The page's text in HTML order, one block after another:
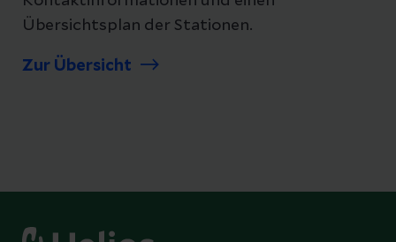
Übersichtsplan der Stationen.
Zur Übersicht